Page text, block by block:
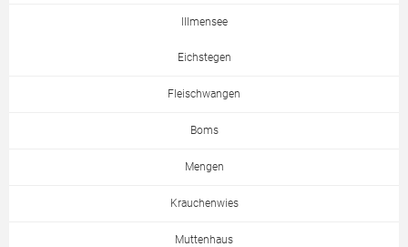
Illmensee
Eichstegen
Fleischwangen
Boms
Mengen
Krauchenwies
Muttenhaus